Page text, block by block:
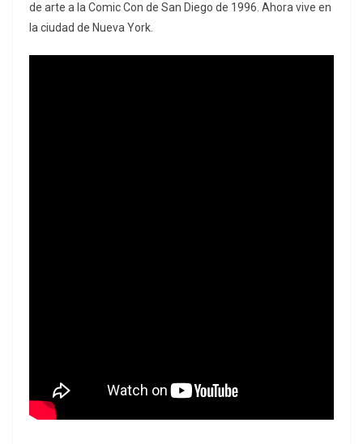
de arte a la Comic Con de San Diego de 1996. Ahora vive en
la ciudad de Nueva York.